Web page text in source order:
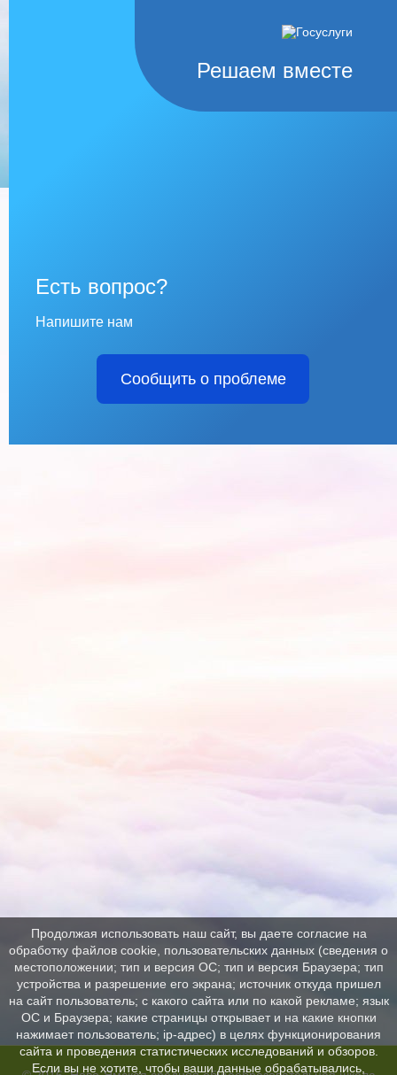
Решаем вместе
Есть вопрос?
Напишите нам
Сообщить о проблеме
Продолжая использовать наш сайт, вы даете согласие на
обработку файлов cookie, пользовательских данных (сведения о
местоположении; тип и версия ОС; тип и версия Браузера; тип
устройства и разрешение его экрана; источник откуда пришел
на сайт пользователь; с какого сайта или по какой рекламе; язык
ОС и Браузера; какие страницы открывает и на какие кнопки
нажимает пользователь; ip-адрес) в целях функционирования
сайта и проведения статистических исследований и обзоров.
Если вы не хотите, чтобы ваши данные обрабатывались,